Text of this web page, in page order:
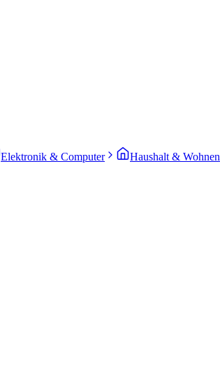
Elektronik & Computer Haushalt & Wohnen